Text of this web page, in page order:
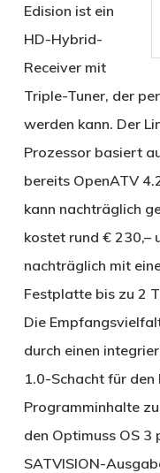
Edision ist ein
HD-Hybrid-
Receiver mit
Triple-Tuner, der
werden kann. Der
Prozessor basiert
bereits OpenATV
kann nachträglich
kostet rund € 230,–
nachträglich mit
Festplatte bis zu 2
Die
durch einen
1.0-Schacht für
Programminhalte
den Optimuss OS 3
SATVISION-